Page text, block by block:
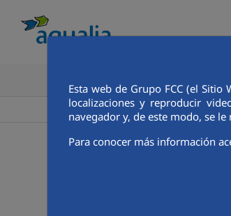
Esta web de Grupo FCC (el
localizaciones y reproducir
navegador y, de este modo, se
Para conocer más información
Aqualia ES > Vilanova de la Barca